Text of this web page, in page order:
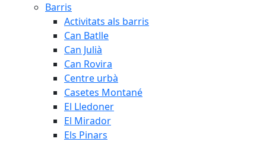
Barris
Activitats als barris
Can Batlle
Can Julià
Can Rovira
Centre urbà
Casetes Montané
El Lledoner
El Mirador
Els Pinars